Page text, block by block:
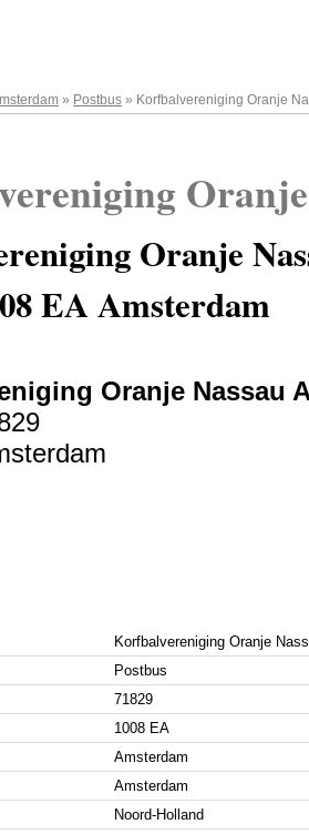
» Postbus » Korfbalvereniging Oranje
Oranje
EA Amsterdam
Oranje Nassau
Korfbalvereniging Oranje
Postbus
71829
1008 EA
Amsterdam
Amsterdam
Noord-Holland